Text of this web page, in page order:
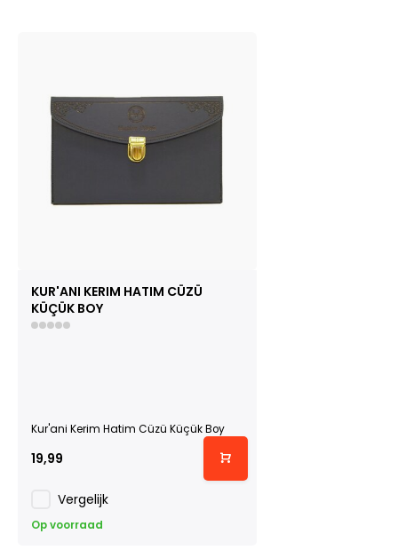
KUR'ANI KERIM HATIM CÜZÜ
KÜÇÜK BOY
Kur'ani Kerim Hatim Cüzü Küçük Boy
19,99
Vergelijk
Op voorraad